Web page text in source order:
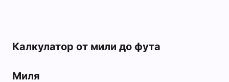
Калкулатор от мили до фута
Миля